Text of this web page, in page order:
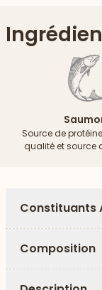
Source de
qualité et source
Constituants
Composition